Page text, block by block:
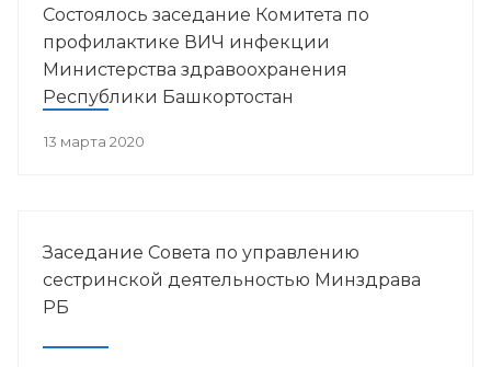
Состоялось заседание Комитета по
профилактике ВИЧ инфекции
Министерства здравоохранения
Республики Башкортостан
13 марта 2020
Заседание Совета по управлению
сестринской деятельностью Минздрава
РБ